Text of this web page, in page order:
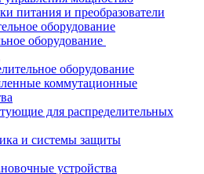
питания и преобразователи
оборудование
оборудование
коммутационные
для распределительных
и системы защиты